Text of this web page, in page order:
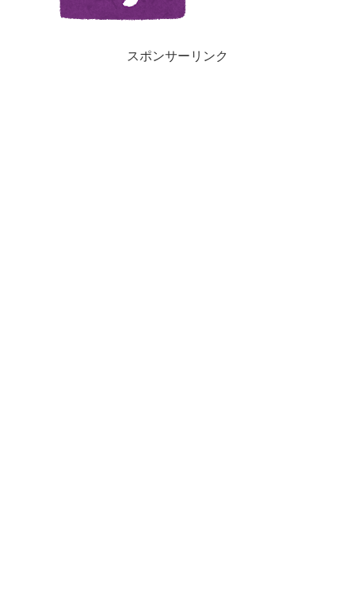
スポンサーリンク